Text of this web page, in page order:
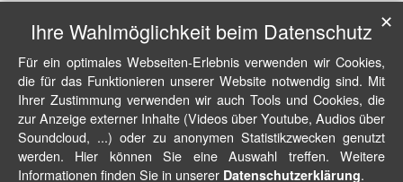
Ihre Wahlmöglichkeit beim Datenschutz
Für ein optimales Webseiten-Erlebnis verwenden wir Cookies,
die für das Funktionieren unserer Website notwendig sind. Mit
Ihrer Zustimmung verwenden wir auch Tools und Cookies, die
zur Anzeige externer Inhalte (Videos über Youtube, Audios über
Soundcloud, ...) oder zu anonymen Statistikzwecken genutzt
werden. Hier können Sie eine Auswahl treffen. Weitere
Informationen finden Sie in unserer Datenschutzerklärung.
✕